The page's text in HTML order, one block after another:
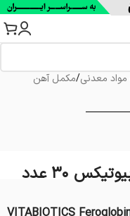
مواد معدنی/مکمل آهن
30 عدد